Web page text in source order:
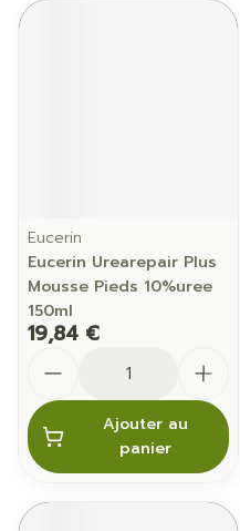
Eucerin
Eucerin Urearepair Plus
Mousse Pieds 10%uree
150ml
19,84 €
Ajouter au
panier